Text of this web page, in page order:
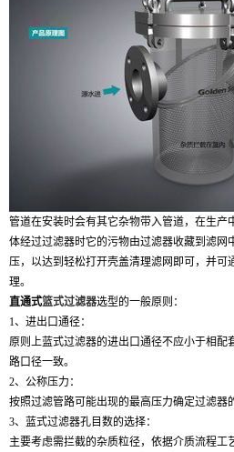
管道在安装时会有其它杂物带入管道，在生产
体经过过滤器时它的污物由过滤器收藏到滤网
压，以达到轻松打开壳盖清理滤网即可，并可
理。
直通式篮式过滤器选型的一般原则：
1、进出口通径：
原则上蓝式过滤器的进出口通径不应小于相配
路口径一致。
2、公称压力：
按照过滤管路可能出现的最高压力确定过滤器
3、蓝式过滤器孔目数的选择：
主要考虑需拦截的杂质粒径，依据介质流程工